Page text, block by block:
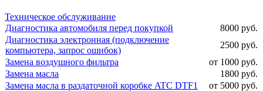
Техническое обслуживание
Диагностика автомобиля перед покупкой
8000 руб.
Диагностика электронная (подключение
компьютера, запрос ошибок)
2500 руб.
Замена воздушного фильтра
от 1000 руб.
Замена масла
1800 руб.
Замена масла в раздаточной коробке ATC DTF1
от 5000 руб.